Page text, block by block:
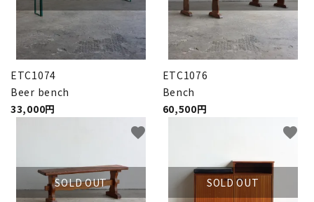
ETC1074
Beer bench
33,000円
ETC1076
Bench
60,500円
SOLD OUT
favorite
SOLD OUT
favorite